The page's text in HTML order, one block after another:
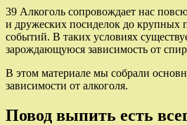
39 Алкоголь сопровождает нас
и дружеских посиделок до крупных
событий. В таких условиях
зарождающуюся зависимость от
В этом материале мы собрали
зависимости от алкоголя.
Повод выпить есть